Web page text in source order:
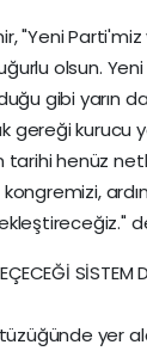
"Yeni
olsun.
gibi yarın da
gereği kurucu
tarihi henüz
SİSTEM
yer